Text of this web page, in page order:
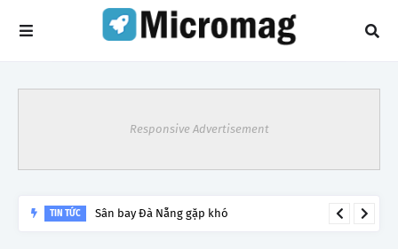
Responsive Advertisement
TIN TỨC Sân bay Đà Nẵng gặp khó